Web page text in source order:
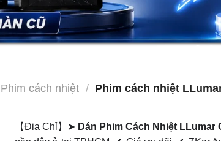
Phim cách nhiệt / Phim cách nhiệt
hành chuẩn mực dài hạn. Hỗ trợ khách hãng
【 Địa Chỉ 】Dán